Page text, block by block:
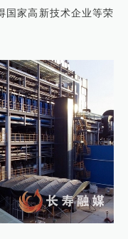
国家高新技术企业等荣